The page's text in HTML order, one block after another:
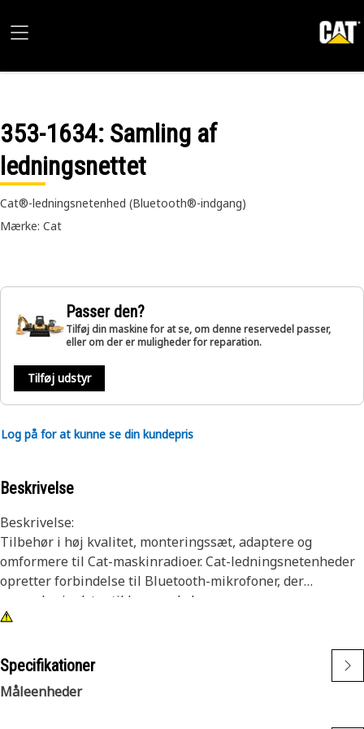
353-1634: Samling af
ledningsnettet
Cat®-ledningsnetenhed (Bluetooth®-indgang)
Mærke: Cat
Passer den?
Tilføj din maskine for at se, om denne reservedel passer,
eller om der er muligheder for reparation.
Tilføj udstyr
Log på for at kunne se din kundepris
Beskrivelse
Beskrivelse:
Tilbehør i høj kvalitet, monteringssæt, adaptere og
omformere til Cat-maskinradioer. Cat-ledningsnetenheder
opretter forbindelse til Bluetooth-mikrofoner, der
anvendes i udstyr til krævende brug.
• 4-benet stik
• 8-benet stik
Specifikationer
Måleenheder